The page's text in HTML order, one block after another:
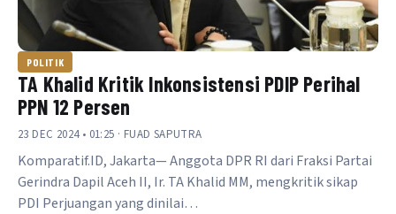
POLITIK
TA Khalid Kritik Inkonsistensi PDIP Perihal
PPN 12 Persen
23 DEC 2024 • 01:25 · FUAD SAPUTRA
Komparatif.ID, Jakarta— Anggota DPR RI dari Fraksi Partai
Gerindra Dapil Aceh II, Ir. TA Khalid MM, mengkritik sikap
PDI Perjuangan yang dinilai…